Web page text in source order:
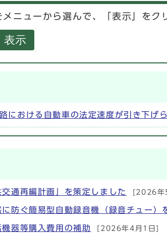
ニューから選んで、「表示」をク
表示
における自動車の法定速度が引き下げ
交通再編計画」を策定しました [2026年
防ぐ簡易型自動録音機（録音チュー）
器等購入費用の補助 [2026年4月1日]